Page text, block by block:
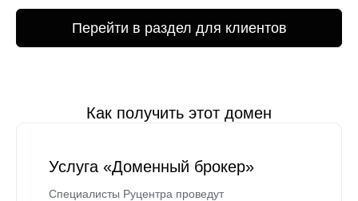
Перейти в раздел для клиентов
Как получить этот домен
Услуга «Доменный брокер»
Специалисты Руцентра проведут